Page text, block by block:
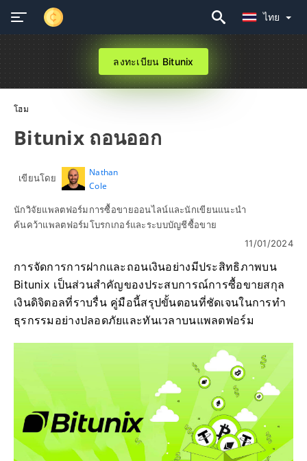
ไทย
ลงทะเบียน Bitunix
โฮม
Bitunix ถอนออก
เขียนโดย
Nathan
Cole
นักวิจัยแพลตฟอร์มการซื้อขายออนไลน์และนักเขียนแนะนำ
ค้นคว้าแพลตฟอร์มโบรกเกอร์และระบบบัญชีซื้อขาย
11/01/2024
การจัดการการฝากและถอนเงินอย่างมีประสิทธิภาพบน
Bitunix เป็นส่วนสำคัญของประสบการณ์การซื้อขายสกุล
เงินดิจิตอลที่ราบรื่น คู่มือนี้สรุปขั้นตอนที่ชัดเจนในการทำ
ธุรกรรมอย่างปลอดภัยและทันเวลาบนแพลตฟอร์ม